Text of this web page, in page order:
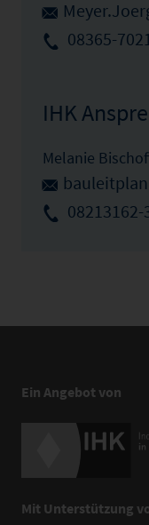
08365-
IHK
Melanie
08213162-
Ein Angebot von
Mit Unterstützung